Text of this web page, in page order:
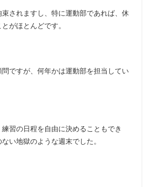
されますし、特に運動部であれば、休
がほとんどです。
ですが、何年かは運動部を担当してい
習の日程を自由に決めることもでき
い地獄のような週末でした。